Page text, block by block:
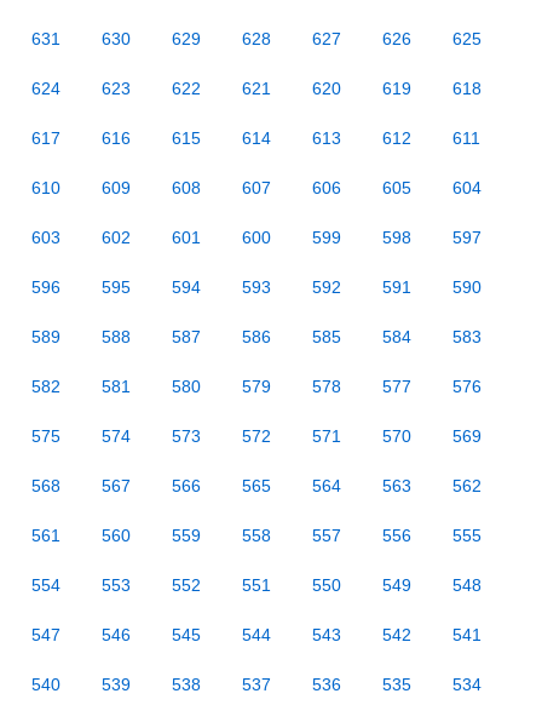
631 630 629 628 627 626 625
624 623 622 621 620 619 618
617 616 615 614 613 612 611
610 609 608 607 606 605 604
603 602 601 600 599 598 597
596 595 594 593 592 591 590
589 588 587 586 585 584 583
582 581 580 579 578 577 576
575 574 573 572 571 570 569
568 567 566 565 564 563 562
561 560 559 558 557 556 555
554 553 552 551 550 549 548
547 546 545 544 543 542 541
540 539 538 537 536 535 534